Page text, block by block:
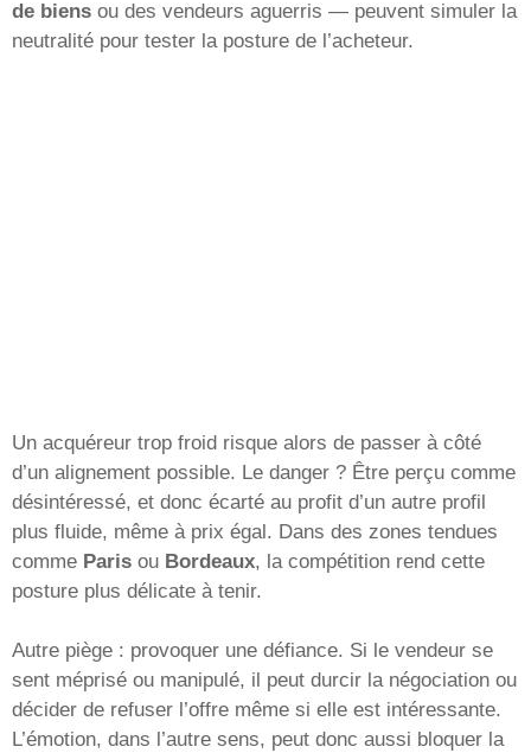
de biens ou des vendeurs aguerris — peuvent simuler la
neutralité pour tester la posture de l’acheteur.
Un acquéreur trop froid risque alors de passer à côté
d’un alignement possible. Le danger ? Être perçu comme
désintéressé, et donc écarté au profit d’un autre profil
plus fluide, même à prix égal. Dans des zones tendues
comme Paris ou Bordeaux, la compétition rend cette
posture plus délicate à tenir.
Autre piège : provoquer une défiance. Si le vendeur se
sent méprisé ou manipulé, il peut durcir la négociation ou
décider de refuser l’offre même si elle est intéressante.
L’émotion, dans l’autre sens, peut donc aussi bloquer la